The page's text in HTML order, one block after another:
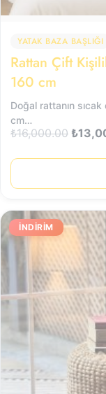
YATAK BAZA BAŞLIĞI
Rattan Çift
160 cm
Doğal rattanın
cm…
₺16,000.00 ₺
İNDIRIM